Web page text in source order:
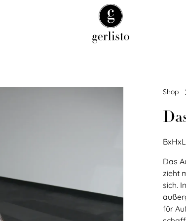
Shop
BxHxL
Das
zieht
sich.
für